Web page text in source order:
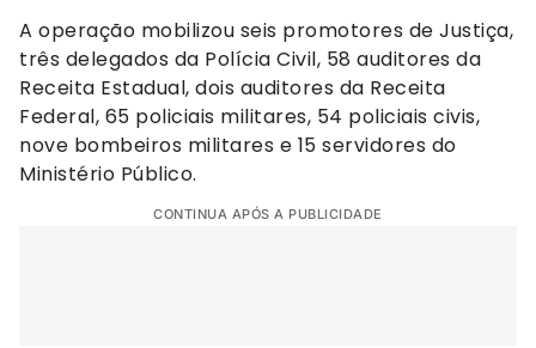
A operação mobilizou seis promotores de Justiça,
três delegados da Polícia Civil, 58 auditores da
Receita Estadual, dois auditores da Receita
Federal, 65 policiais militares, 54 policiais civis,
nove bombeiros militares e 15 servidores do
Ministério Público.
CONTINUA APÓS A PUBLICIDADE